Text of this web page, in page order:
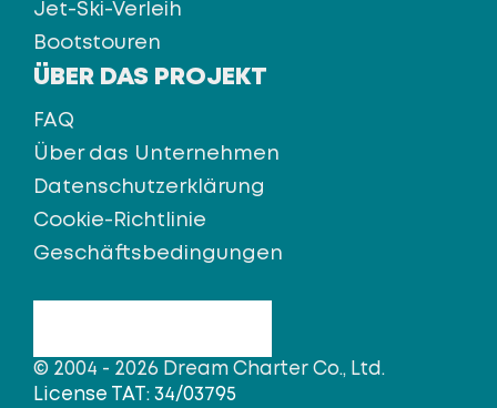
Jet-Ski-Verleih
Bootstouren
ÜBER DAS PROJEKT
FAQ
Über das Unternehmen
Datenschutzerklärung
Cookie-Richtlinie
Geschäftsbedingungen
© 2004 - 2026 Dream Charter Co., Ltd.
License TAT: 34/03795